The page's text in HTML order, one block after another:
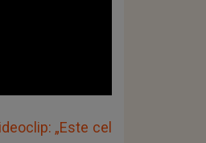
„Este cel